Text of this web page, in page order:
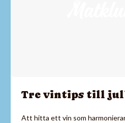
Tre vintips till
Att hitta ett vin som